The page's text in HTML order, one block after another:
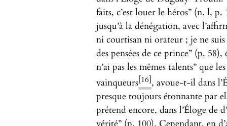
faits, c’est louer le héros” (n. l,
jusqu’à la dénégation, avec
ni courtisan ni orateur ; je ne
des pensées de ce prince” (p.
n’ai pas les mêmes talents” que
vainqueurs[16], avoue-t-il dans
presque toujours étonnante par
prétend encore, dans l’Éloge de